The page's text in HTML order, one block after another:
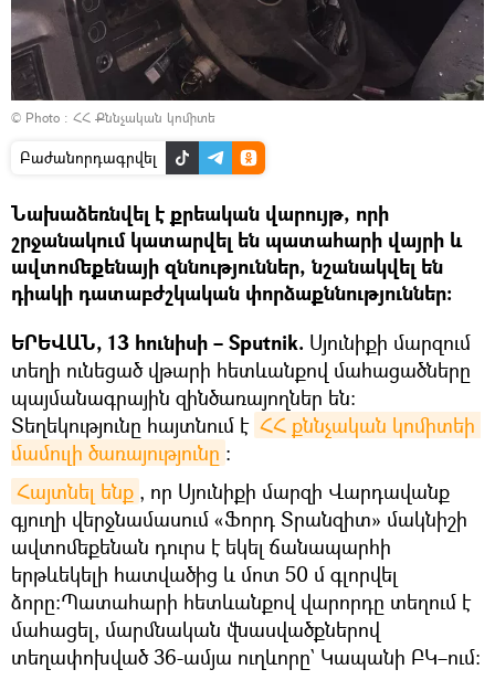
© Photo : ՀՀ Քննչական կոմիտե
Բաժանորդագրվել
Նախաձեռնվել է քրեական վարույթ, որի
շրջանակում կատարվել են պատահարի վայրի և
ավտոմեքենայի զննություններ, նշանակվել են
դիակի դատաբժշկական փորձաքննություններ:
ԵՐԵՎԱՆ, 13 հունիսի – Sputnik. Սյունիքի մարզում
տեղի ունեցած վթարի հետևանքով մահացածները
պայմանագրային զինծառայողներ են։
Տեղեկությունը հայտնում է ՀՀ քննչական կոմիտեի
մամուլի ծառայությունը ։
Հայտնել ենք , որ Սյունիքի մարզի Վարդավանք
գյուղի վերջնամասում «Ֆորդ Տրանզիտ» մակնիշի
ավտոմեքենան դուրս է եկել ճանապարհի
երթևեկելի հատվածից և մոտ 50 մ գլորվել
ձորը։Պատահարի հետևանքով վարորդը տեղում է
մահացել, մարմնական վնասվածքներով
տեղափոխված 36-ամյա ուղևորը` Կապանի ԲԿ–ում: